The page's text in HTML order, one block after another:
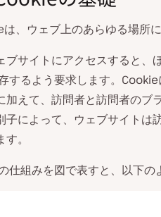
は、ウェブ上のあらゆる場所に
ブサイトにアクセスすると、
するよう要求します。
加えて、訪問者と訪問者のブ
子によって、ウェブサイトは
。
仕組みを図で表すと、以下の